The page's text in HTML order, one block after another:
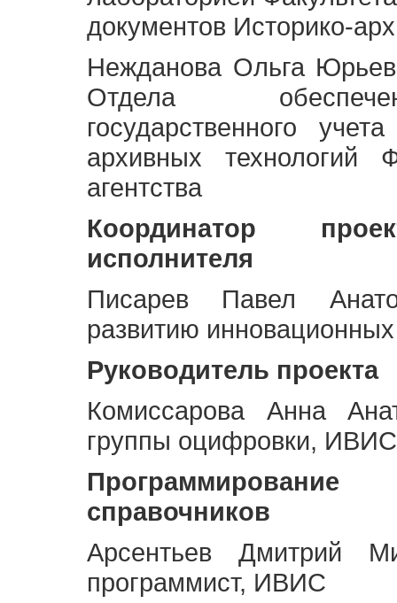
документов Историко-
Нежданова Ольга
Отдела
государственного
архивных технологий
агентства
Координатор
исполнителя
Писарев Павел
развитию
Руководитель проекта
Комиссарова Анна
группы оцифровки, ИВИС
Программирование
справочников
Арсентьев Дмитрий
программист, ИВИС